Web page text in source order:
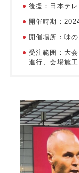
後援：日本テ
開催時期：
開催場所：味
受注範囲：大
進行、会場施